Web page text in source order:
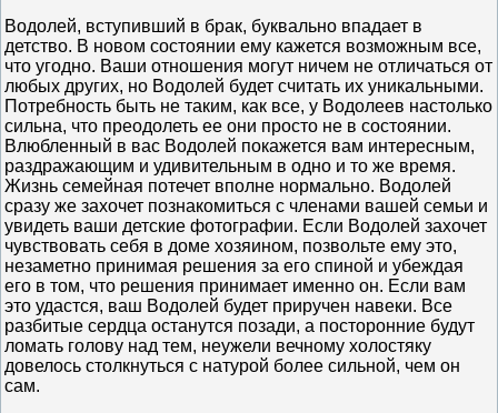
Водолей, вступивший в брак, буквально впадает в
детство. В новом состоянии ему кажется возможным все,
что угодно. Ваши отношения могут ничем не отличаться от
любых других, но Водолей будет считать их уникальными.
Потребность быть не таким, как все, у Водолеев настолько
сильна, что преодолеть ее они просто не в состоянии.
Влюбленный в вас Водолей покажется вам интересным,
раздражающим и удивительным в одно и то же время.
Жизнь семейная потечет вполне нормально. Водолей
сразу же захочет познакомиться с членами вашей семьи и
увидеть ваши детские фотографии. Если Водолей захочет
чувствовать себя в доме хозяином, позвольте ему это,
незаметно принимая решения за его спиной и убеждая
его в том, что решения принимает именно он. Если вам
это удастся, ваш Водолей будет приручен навеки. Все
разбитые сердца останутся позади, а посторонние будут
ломать голову над тем, неужели вечному холостяку
довелось столкнуться с натурой более сильной, чем он
сам.